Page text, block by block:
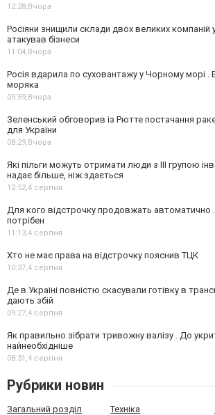
12:28,Вчора
Росіяни знищили склади двох великих компаній
атакував бізнеси
11:04,Вчора
Росія вдарила по суховантажу у Чорному морі .
моряка
09:59,Вчора
Зеленський обговорив із Рютте постачання
для України
08:29,Вчора
Які пільги можуть отримати люди з III групою
надає більше, ніж здається
12:52,4 серпня
Для кого відстрочку продовжать автоматично
потрібен
11:13,4 серпня
Хто не має права на відстрочку пояснив ТЦК
10:37,4 серпня
Де в Україні повністю скасували готівку в
дають збій
09:27,4 серпня
Як правильно зібрати тривожну валізу . До
найнеобхідніше
08:31,4 серпня
Рубрики новин
Загальний розділ Техніка